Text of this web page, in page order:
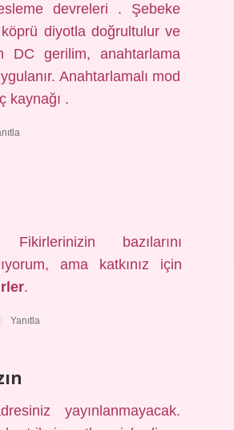
devreleri . Şebeke
diyotla doğrultulur ve
DC gerilim, anahtarlama
Anahtarlamalı mod
kaynağı .
bazılarını
ama katkınız için
.
Yanıtla
yayınlanmayacak.